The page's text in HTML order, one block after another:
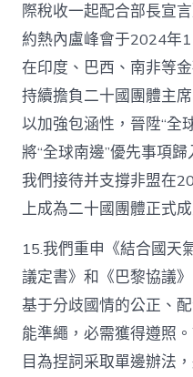
際稅收一起配合部長宣
約熱內盧峰會于2024年
在印度、巴西、南非等
持續擔負二十國團體主
以加強包涵性，晉陞“全
將“全球南邊”優先事項
我們接待并支撐非盟在
上成為二十國團體正式成
15.我們重申《結合國天
議定書》和《巴黎協議
基于分歧國情的公正、
能準繩，必需獲得遵照
目為捏詞采取單邊辦法